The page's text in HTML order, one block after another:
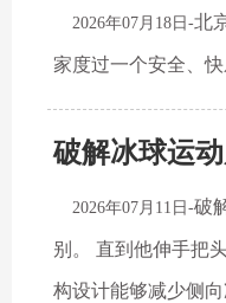
2026年07月18日-北
家度过一个安全、
破解冰球运
2026年07月11日-破
别。 直到他伸手把
构设计能够减少侧